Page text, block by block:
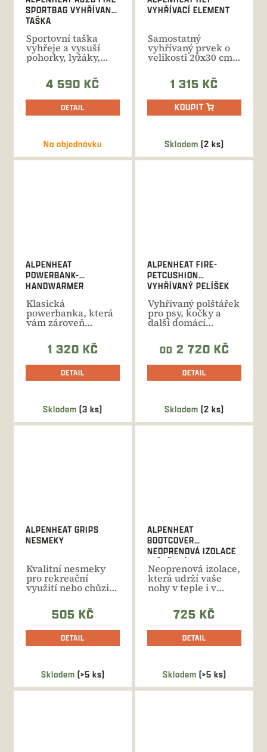
Na objednávku
SPORTBAG VYHŘÍVANÁ
TAŠKA
Sportovní taška
vyhřeje a vysuší
pohorky, lyžáky,
rukavice, helmu i
ostatní...4 590 KČ
DETAIL
Skladem (2 ks)
VYHŘÍVACÍ ELEMENT
Samostatný
vyhřívaný prvek o
velikosti 20x30 cm.
oděvu,...1 315 KČ
KOUPIT
Skladem (3 ks)
ALPENHEAT
POWERBANK-
HANDWARMER
Klasická
powerbanka, která
vám zároveň
Kapacita 4200 mAh,
doba...1 320 KČ
DETAIL
Skladem (2 ks)
ALPENHEAT FIRE-
PETCUSHION
VYHŘÍVANÝ PELÍŠEK
Vyhřívaný polštářek
pro psy, kočky a
další domácí
OD 2 720 KČ
DETAIL
Skladem (>5 ks)
ALPENHEAT GRIPS
NESMEKY
Kvalitní nesmeky
pro rekreační
využití nebo chůzi
po městě. Nerezové
505 KČ
DETAIL
Skladem (>5 ks)
ALPENHEAT
BOOTCOVER
NEOPRENOVÁ IZOLACE
LYŽAŘSKÝCH BOT
Neoprenová izolace,
která udrží vaše
nohy v teple i v
náročných
725 KČ
DETAIL